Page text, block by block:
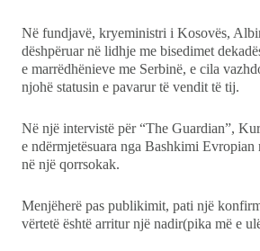
Në fundjavë, kryeministri i Kosovës,
dëshpëruar në lidhje me bisedimet
e marrëdhënieve me Serbinë, e cila
njohë statusin e pavarur të vendit të tij.
Në një intervistë për “The Guardian”,
e ndërmjetësuara nga Bashkimi
në një qorrsokak.
Menjëherë pas publikimit, pati një
vërtetë është arritur një nadir(pika më e